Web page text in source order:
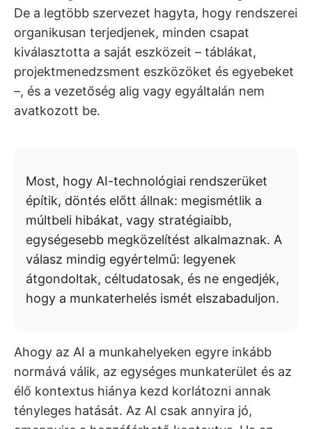
De a legtöbb szervezet hagyta, hogy rendszerei
organikusan terjedjenek, minden csapat
kiválasztotta a saját eszközeit – táblákat,
projektmenedzsment eszközöket és egyebeket
–, és a vezetőség alig vagy egyáltalán nem
avatkozott be.
Most, hogy AI-technológiai rendszerüket
építik, döntés előtt állnak: megismétlik a
múltbeli hibákat, vagy stratégiaibb,
egységesebb megközelítést alkalmaznak. A
válasz mindig egyértelmű: legyenek
átgondoltak, céltudatosak, és ne engedjék,
hogy a munkaterhelés ismét elszabaduljon.
Ahogy az AI a munkahelyeken egyre inkább
normává válik, az egységes munkaterület és az
élő kontextus hiánya kezd korlátozni annak
tényleges hatását. Az AI csak annyira jó,